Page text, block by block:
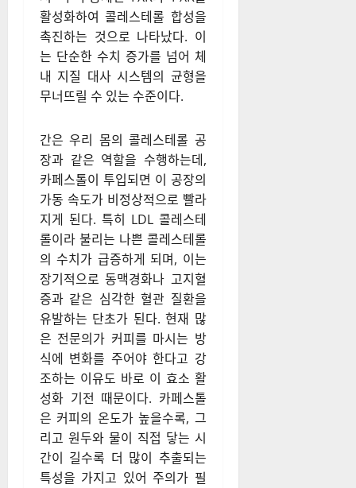
활성화하여 콜레스테롤 합성을
촉진하는 것으로 나타났다. 이
는 단순한 수치 증가를 넘어 체
내 지질 대사 시스템의 균형을
무너뜨릴 수 있는 수준이다.
간은 우리 몸의 콜레스테롤 공
장과 같은 역할을 수행하는데,
카페스톨이 투입되면 이 공장의
가동 속도가 비정상적으로 빨라
지게 된다. 특히 LDL 콜레스테
롤이라 불리는 나쁜 콜레스테롤
의 수치가 급증하게 되며, 이는
장기적으로 동맥경화나 고지혈
증과 같은 심각한 혈관 질환을
유발하는 단초가 된다. 현재 많
은 전문의가 커피를 마시는 방
식에 변화를 주어야 한다고 강
조하는 이유도 바로 이 효소 활
성화 기전 때문이다. 카페스톨
은 커피의 온도가 높을수록, 그
리고 원두와 물이 직접 닿는 시
간이 길수록 더 많이 추출되는
특성을 가지고 있어 주의가 필